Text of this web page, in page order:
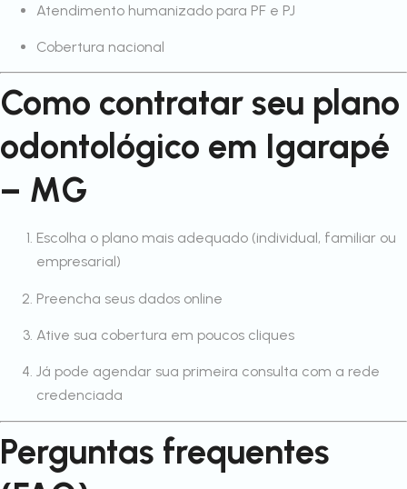
Atendimento humanizado para PF e PJ
Cobertura nacional
Como contratar seu plano
odontológico em Igarapé
– MG
Escolha o plano mais adequado (individual, familiar ou
empresarial)
Preencha seus dados online
Ative sua cobertura em poucos cliques
Já pode agendar sua primeira consulta com a rede
credenciada
Perguntas frequentes